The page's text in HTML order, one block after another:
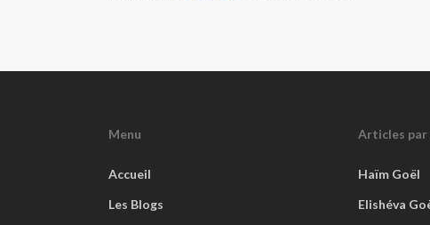
Menu
Accueil
Les Blogs
Articles
Haïm Goël
Elishéva